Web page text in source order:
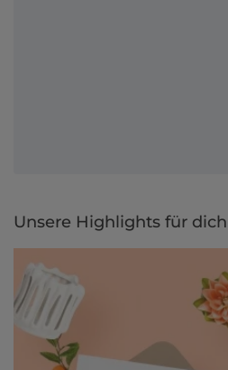
Unsere Highlights für dich